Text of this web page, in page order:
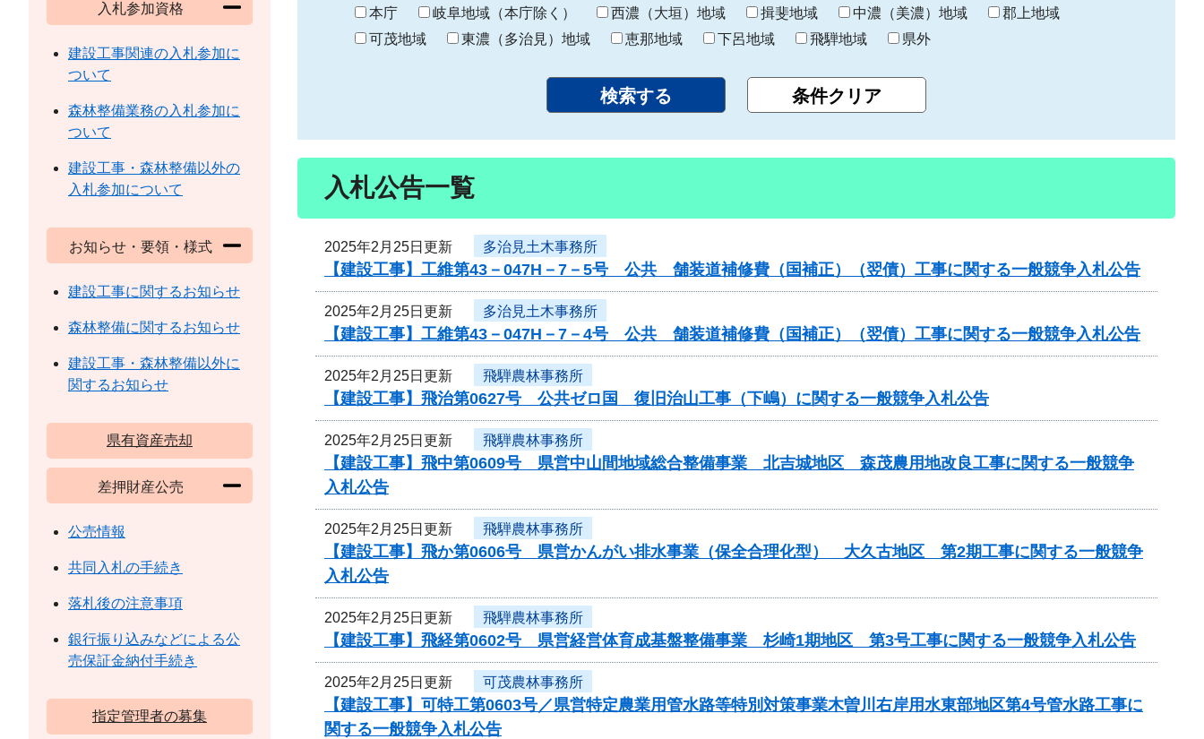
ま
り
わ
り
本庁 岐阜地域（本庁除く） 西濃（大垣）地域 揖斐地域 中濃（美濃）地域
郡上地域
可茂地域
東濃（多治見）地域 恵那地域 下呂地域 飛騨地域 県外
入札公告一覧
2025年2月25日更新 多治見土木事務所
【建設工事】工維第43－047H－7－5号 公共 舗装道補修費（国補正）（翌債）工事に関する一般競争入札公告
2025年2月25日更新 多治見土木事務所
【建設工事】工維第43－047H－7－4号 公共 舗装道補修費（国補正）（翌債）工事に関する一般競争入札公告
2025年2月25日更新 飛騨農林事務所
【建設工事】飛治第0627号 公共ゼロ国 復旧治山工事（下嶋）に関する一般競争入札公告
2025年2月25日更新 飛騨農林事務所
【建設工事】飛中第0609号 県営中山間地域総合整備事業 北吉城地区 森茂農用地改良工事に関する一般競争
入札公告
2025年2月25日更新 飛騨農林事務所
【建設工事】飛か第0606号 県営かんがい排水事業（保全合理化型） 大久古地区 第2期工事に関する一般競争
入札公告
2025年2月25日更新 飛騨農林事務所
【建設工事】飛経第0602号 県営経営体育成基盤整備事業 杉崎1期地区 第3号工事に関する一般競争入札公告
2025年2月25日更新 可茂農林事務所
【建設工事】可特工第0603号／県営特定農業用管水路等特別対策事業木曽川右岸用水東部地区第4号管水路工事に
関する一般競争入札公告
入札参加資格
建設工事関連の入札参加に
ついて
森林整備業務の入札参加に
ついて
建設工事・森林整備以外の
入札参加について
お知らせ・要領・様式
建設工事に関するお知らせ
森林整備に関するお知らせ
建設工事・森林整備以外に
関するお知らせ
県有資産売却
差押財産公売
公売情報
共同入札の手続き
落札後の注意事項
銀行振り込みなどによる公
売保証金納付手続き
指定管理者の募集